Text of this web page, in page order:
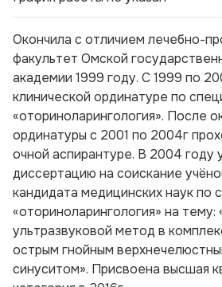
Окончила с отличием лечебно-
факультет Омской
академии 1999 году. С 1999 по
клинической ординатуре по
«оториноларингология». После
ординатуры с 2001 по 2004г
очной аспирантуре. В 2004 году
диссертацию на соискание
кандидата медицинских наук по
«оториноларингология» на тему:
ультразвуковой метод в
острым гнойным
синуситом». Присвоена высшая